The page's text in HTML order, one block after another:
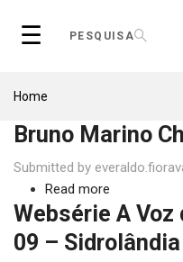
☰ PESQUISA
Breadcrumb
Home
Bruno Marino
Submitted by
Read more
Bruno
Marino
Chirst,
Websérie A Voz
09 –